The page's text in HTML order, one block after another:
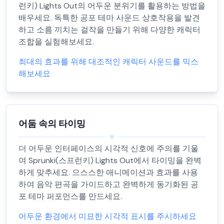
런키) Lights Out의 어두운 분위기를 활용하는 방법을
배우세요. 독특한 공포 테마 사운드 상호작용을 발견
하고 소름 끼치는 걸작을 만들기 위해 다양한 캐릭터
조합을 실험해보세요.
최대의 효과를 위해 대조적인 캐릭터 사운드를 믹스
해보세요
어둠 속의 타이밍
더 어두운 인터페이스의 시각적 신호에 주의를 기울
여 Sprunki(스프런키) Lights Out에서 타이밍을 완벽
하게 맞추세요. 으스스한 애니메이션과 효과를 사용
하여 음악 편곡을 가이드하고 완벽하게 동기화된 공
포 테마 퍼포먼스를 만드세요.
어두운 환경에서 미묘한 시각적 표시를 주시하세요